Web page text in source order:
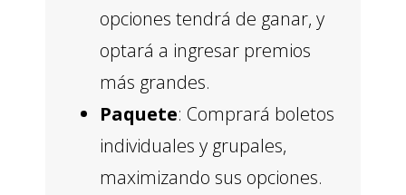
opciones tendrá de ganar, y
optará a ingresar premios
más grandes.
Paquete: Comprará boletos
individuales y grupales,
maximizando sus opciones.